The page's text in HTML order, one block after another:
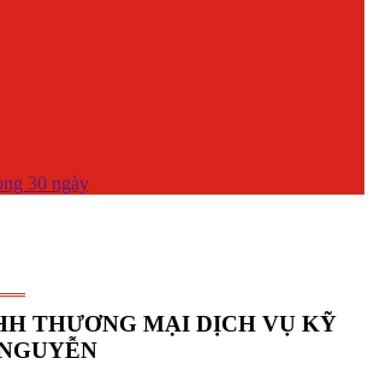
30 ngày
THƯƠNG MẠI DỊCH VỤ KỸ